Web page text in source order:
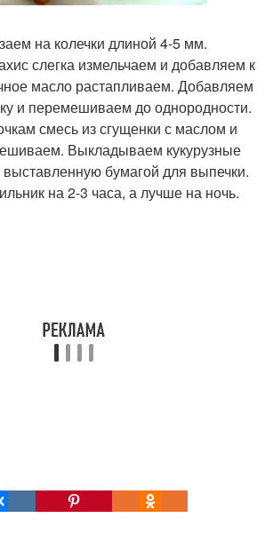
на колечки длиной 4-5 мм.
слегка измельчаем и добавляем к
масло растапливаем. Добавляем
и перемешиваем до однородности.
смесь из сгущенки с маслом и
Выкладываем кукурузные
бумагой для выпечки.
на 2-3 часа, а лучше на ночь.